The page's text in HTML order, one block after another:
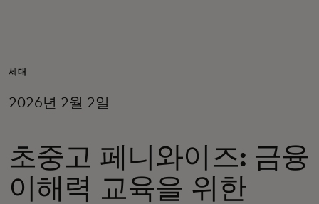
이노베이터
세대
2026년 2월 2일
초중고 페니와이즈: 금융
이해력 교육을 위한